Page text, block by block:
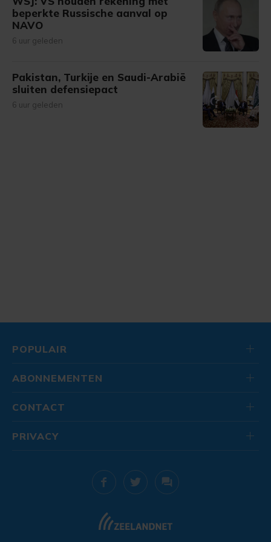
beperkte Russische aanval op
NAVO
6 uur geleden
Pakistan, Turkije en Saudi-Arabië
sluiten defensiepact
6 uur geleden
POPULAIR
ABONNEMENTEN
CONTACT
PRIVACY